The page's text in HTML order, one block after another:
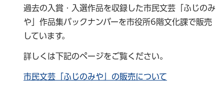
過去の入賞・入選作品を収録した市民文芸「ふじのみ
や」作品集バックナンバーを市役所6階文化課で販売
しています。
詳しくは下記のページをご覧ください。
市民文芸「ふじのみや」の販売について